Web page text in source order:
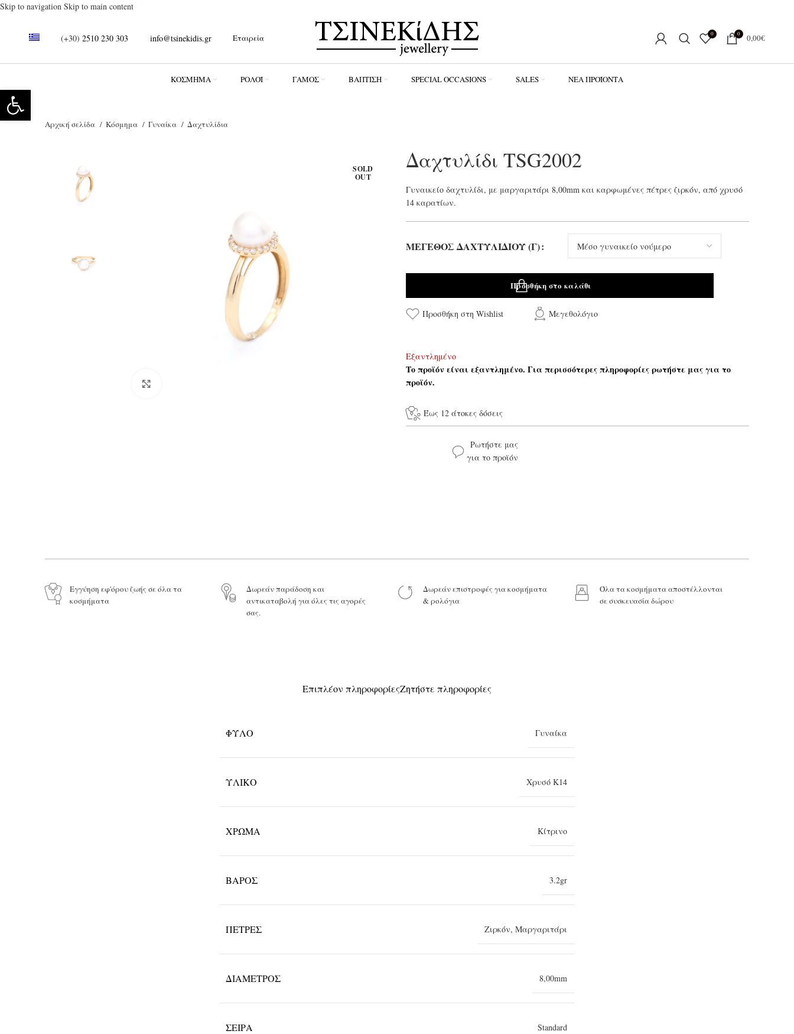
Skip to navigation Skip to main content
(+30)2510 230 303 info@tsinekidis.gr Εταιρεία 0 0 0,00€
ΚΌΣΜΗΜΑ ΡΟΛΌΪ ΓΆΜΟΣ ΒΆΠΤΙΣΗ SPECIAL OCCASIONS SALES ΝΈΑ ΠΡΟΪΌΝΤΑ
Αρχική σελίδα Κόσμημα Γυναίκα Δαχτυλίδια
SOLD
OUT
Δαχτυλίδι TSG2002
Γυναικείο δαχτυλίδι, με μαργαριτάρι 8,00mm και καρφωμένες πέτρες ζιρκόν, από χρυσό
14 καρατίων.
ΜΈΓΕΘΟΣ ΔΑΧΤΥΛΙΔΙΟΎ (Γ)
Προσθήκη στο καλάθι
Προσθήκη στη Wishlist Μεγεθολόγιο
Εξαντλημένο
Το προϊόν είναι εξαντλημένο. Για περισσότερες πληροφορίες ρωτήστε μας για το
προϊόν.
Έως 12 άτοκες δόσεις
Ρωτήστε μας
για το προϊόν
Εγγύηση εφ'όρου ζωής σε όλα τα
κοσμήματα
Δωρεάν παράδοση και
αντικαταβολή για όλες τις αγορές
σας.
Δωρεάν επιστροφές για κοσμήματα
& ρολόγια
Όλα τα κοσμήματα αποστέλλονται
σε συσκευασία δώρου
Επιπλέον πληροφορίεςΖητήστε πληροφορίες
ΦΎΛΟ Γυναίκα
ΥΛΙΚΌ Χρυσό Κ14
ΧΡΏΜΑ Κίτρινο
ΒΆΡΟΣ 3.2gr
ΠΈΤΡΕΣ Ζιρκόν, Μαργαριτάρι
ΔΙΆΜΕΤΡΟΣ 8,00mm
ΣΕΙΡΆ Standard
Ανοίξτε τη γραμμή εργαλείων